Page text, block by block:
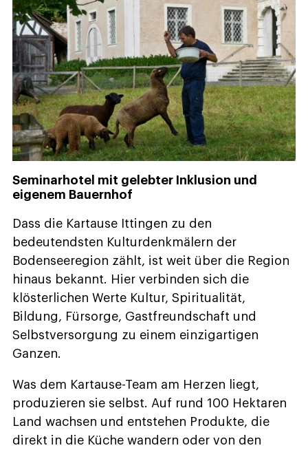
Seminarhotel mit gelebter Inklusion und
eigenem Bauernhof
Dass die Kartause Ittingen zu den
bedeutendsten Kulturdenkmälern der
Bodenseeregion zählt, ist weit über die Region
hinaus bekannt. Hier verbinden sich die
klösterlichen Werte Kultur, Spiritualität,
Bildung, Fürsorge, Gastfreundschaft und
Selbstversorgung zu einem einzigartigen
Ganzen.
Was dem Kartause-Team am Herzen liegt,
produzieren sie selbst. Auf rund 100 Hektaren
Land wachsen und entstehen Produkte, die
direkt in die Küche wandern oder von den